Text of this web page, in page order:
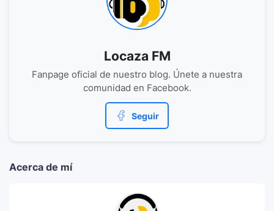
Locaza FM
Fanpage oficial de nuestro blog. Únete a nuestra
comunidad en Facebook.
Seguir
Acerca de mí